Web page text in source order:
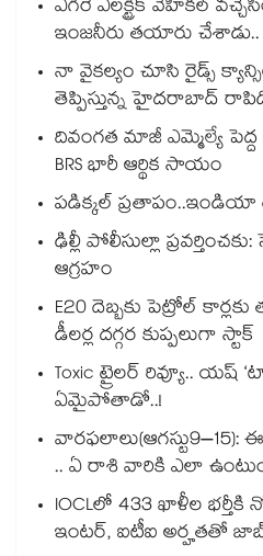
ఎగిరే ఎలక్ట్రిక్ వెహికల్
ఇంజనీరు తయారు చేశాడు..
నా వైకల్యం చూసి రైడ్స్ క్యాన్సిల్
తెప్పిస్తున్న హైదరాబాద్
దివంగత మాజీ ఎమ్మెల్యే పెద్ద
BRS భారీ ఆర్థిక సాయం
పడిక్కల్‌‌ ప్రతాపం..ఇండియా
ఢిల్లీ పోలీసుల్లా
ఆగ్రహం
E20 దెబ్బకు పెట్రోల్
డీలర్ల దగ్గర కుప్పలుగా స్టాక్
Toxic ట్రైలర్ రివ్యూ.. యష్
ఏమైపోతాడో..!
.. ఏ రాశి వారికి ఎలా
IOCLలో 433 ఖాళీల భర్తీకి
ఇంటర్, ఐటీఐ అర్హతతో